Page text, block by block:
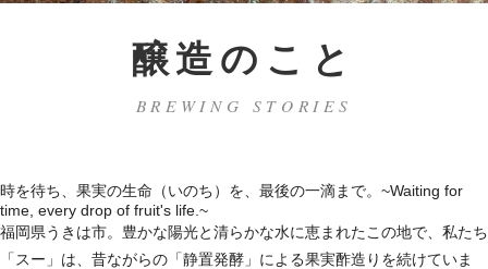
醸造のこと
BREWING STORIES
時を待ち、果実の生命（いのち）を、最後の一滴まで。~Waiting for
time, every drop of fruit's life.~
福岡県うきは市。豊かな陽光と清らかな水に恵まれたこの地で、私たち
「スー」は、昔ながらの「静置発酵」による果実酢造りを続けていま